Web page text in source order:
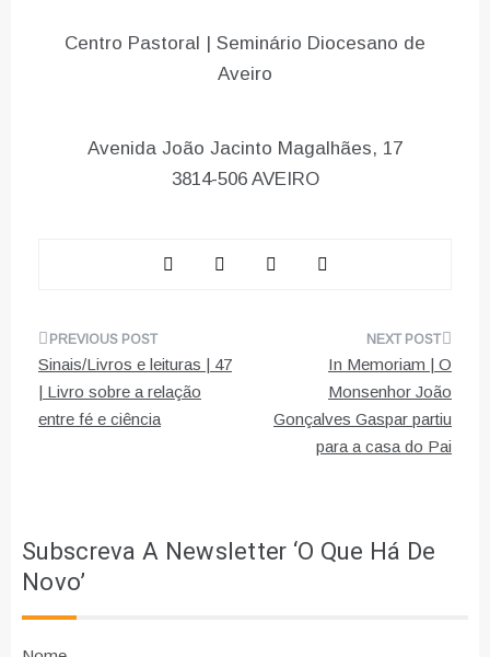
Centro Pastoral | Seminário Diocesano de
Aveiro
Avenida João Jacinto Magalhães, 17
3814-506 AVEIRO
Navegação
de
artigos
Sinais/Livros e leituras | 47
| Livro sobre a relação
entre fé e ciência
In Memoriam | O
Monsenhor João
Gonçalves Gaspar partiu
para a casa do Pai
Subscreva A Newsletter ‘O Que Há De
Novo’